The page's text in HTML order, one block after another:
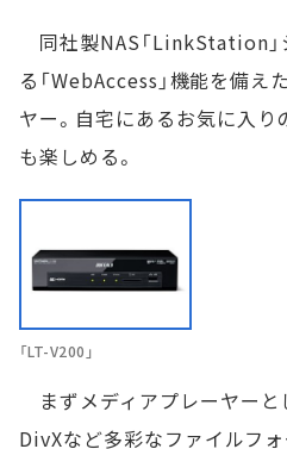
同社製NAS「LinkStation
る「WebAccess」機能を備
ヤー。自宅にあるお気に入
も楽しめる。
「LT-V200」
まずメディアプレーヤーと
DivXなど多彩なファイルフ